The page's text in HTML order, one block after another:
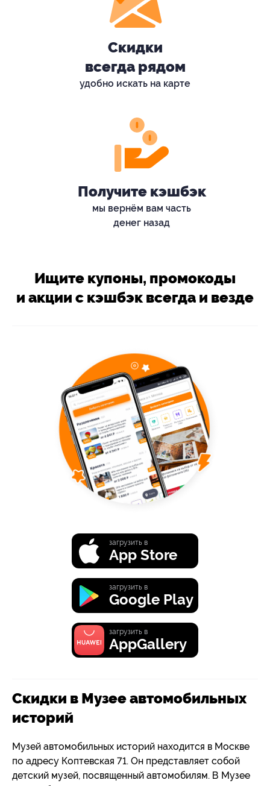
Скидки
всегда рядом
удобно искать на карте
Получите кэшбэк
мы вернём вам часть
денег назад
Ищите купоны, промокоды
и акции с кэшбэк всегда и везде
загрузить в
App Store
загрузить в
Google Play
загрузить в
AppGallery
Скидки в Музее автомобильных
историй
Музей автомобильных историй находится в Москве
по адресу Коптевская 71. Он представляет собой
детский музей, посвященный автомобилям. В Музее